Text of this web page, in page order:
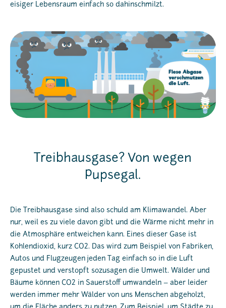
eisiger Lebensraum einfach so dahinschmilzt.
Treibhausgase? Von wegen
Pupsegal.
Die Treibhausgase sind also schuld am Klimawandel. Aber
nur, weil es zu viele davon gibt und die Wärme nicht mehr in
die Atmosphäre entweichen kann. Eines dieser Gase ist
Kohlendioxid, kurz CO2. Das wird zum Beispiel von Fabriken,
Autos und Flugzeugen jeden Tag einfach so in die Luft
gepustet und verstopft sozusagen die Umwelt. Wälder und
Bäume können CO2 in Sauerstoff umwandeln – aber leider
werden immer mehr Wälder von uns Menschen abgeholzt,